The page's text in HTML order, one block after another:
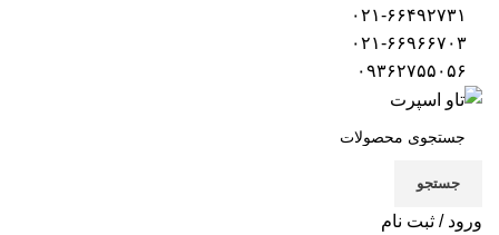
جستجو
ورود / ثبت نام